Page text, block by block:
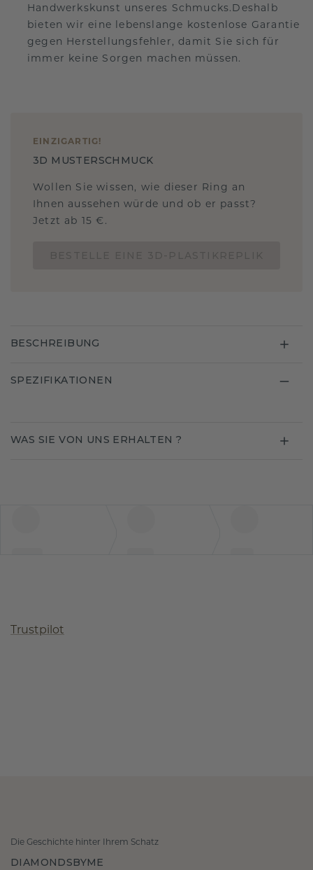
Handwerkskunst unseres Schmucks.Deshalb
bieten wir eine lebenslange kostenlose Garantie
gegen Herstellungsfehler, damit Sie sich für
immer keine Sorgen machen müssen.
EINZIGARTIG !
3D MUSTERSCHMUCK
Wollen Sie wissen, wie dieser Ring an
Ihnen aussehen würde und ob er passt?
Jetzt ab 15 €.
BESCHREIBUNG
SPEZIFIKATIONEN
WAS SIE VON UNS ERHALTEN ?
Trustpilot
Die Geschichte hinter Ihrem Schatz
DIAMONDSBYME